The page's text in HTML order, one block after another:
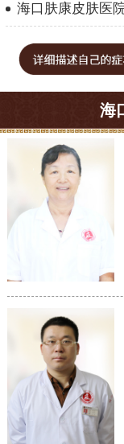
海口肤康皮肤医
海